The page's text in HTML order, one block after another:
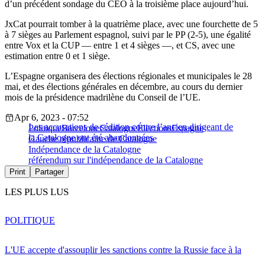
d’un précédent sondage du CEO à la troisième place aujourd’hui.
JxCat pourrait tomber à la quatrième place, avec une fourchette de 5
à 7 sièges au Parlement espagnol, suivi par le PP (2-5), une égalité
entre Vox et la CUP — entre 1 et 4 sièges —, et CS, avec une
estimation entre 0 et 1 siège.
L’Espagne organisera des élections régionales et municipales le 28
mai, et des élections générales en décembre, au cours du dernier
mois de la présidence madrilène du Conseil de l’UE.
Les accusations de sédition contre l’ancien dirigeant de
la Catalogne ont été abandonnées
Apr 6, 2023 - 07:52
PolitiqueBarceloneCatalogneÉlectionsEspagne
Gauche républicaine de Catalogne
Indépendance de la Catalogne
référendum sur l'indépendance de la Catalogne
Print Partager
LES PLUS LUS
L'UE accepte d'assouplir les sanctions contre la Russie face à la
POLITIQUE